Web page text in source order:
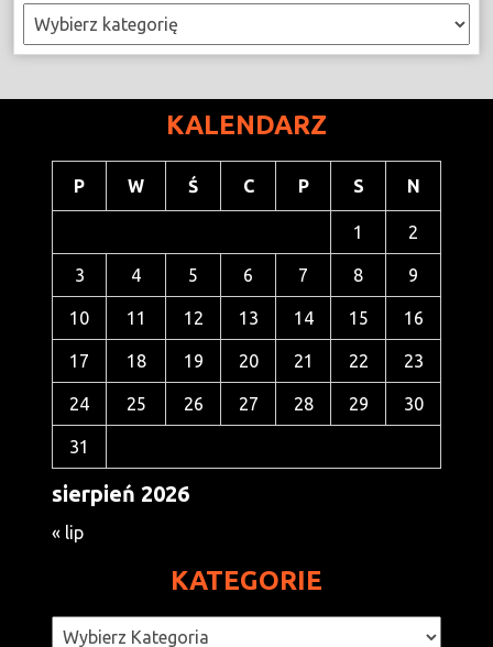
Kategorie
KALENDARZ
sierpień 2026
P W Ś C P S N
1 2
3 4 5 6 7 8 9
10 11 12 13 14 15 16
17 18 19 20 21 22 23
24 25 26 27 28 29 30
31
« lip
KATEGORIE
Kategorie